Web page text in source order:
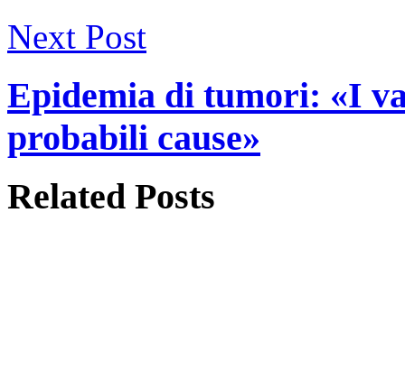
Next Post
Epidemia di tumori: «I
probabili cause»
Related Posts